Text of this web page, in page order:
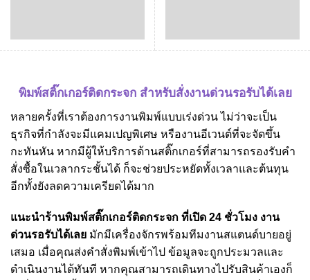
พิมพ์สติ๊กเกอร์ติดกระจก สำหรับสั่งงานด่วนรอรับได้เลย
หลายครั้งที่เราต้องการงานพิมพ์แบบเร่งด่วน ไม่ว่าจะเป็น
ธุรกิจที่กำลังจะมีแคมเปญพิเศษ หรืองานอีเวนต์ที่จะจัดขึ้น
กะทันหัน หากมีผู้ให้บริการด้านสติ๊กเกอร์ที่สามารถรองรับคำ
สั่งซื้อในเวลากระชั้นได้ ก็จะช่วยประหยัดทั้งเวลาและต้นทุน
อีกทั้งยังลดความเครียดได้มาก
แนะนำร้านพิมพ์สติ๊กเกอร์ติดกระจก ที่เปิด 24 ชั่วโมง งาน
ด่วนรอรับได้เลย มักมีเครื่องจักรพร้อมทีมงานสแตนด์บายอยู่
เสมอ เมื่อคุณส่งคำสั่งพิมพ์เข้าไป ข้อมูลจะถูกประมวลและ
ดำเนินงานได้ทันที หากคุณสามารถเดินทางไปรับสินค้าเองก็